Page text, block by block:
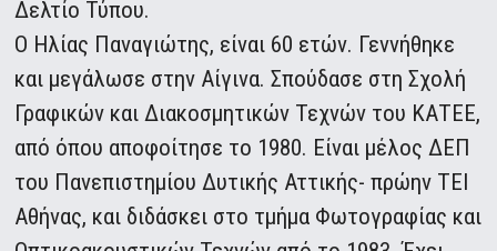
Δελτίο Τύπου.
Ο Ηλίας Παναγιώτης, είναι 60 ετών. Γεννήθηκε
και μεγάλωσε στην Αίγινα. Σπούδασε στη Σχολή
Γραφικών και Διακοσμητικών Τεχνών του ΚΑΤΕΕ,
από όπου αποφοίτησε το 1980. Είναι μέλος ΔΕΠ
του Πανεπιστημίου Δυτικής Αττικής- πρώην ΤΕΙ
Αθήνας, και διδάσκει στο τμήμα Φωτογραφίας και